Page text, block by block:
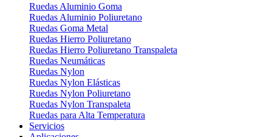
Ruedas Aluminio Goma
Ruedas Aluminio Poliuretano
Ruedas Goma Metal
Ruedas Hierro Poliuretano
Ruedas Hierro Poliuretano Transpaleta
Ruedas Neumáticas
Ruedas Nylon
Ruedas Nylon Elásticas
Ruedas Nylon Poliuretano
Ruedas Nylon Transpaleta
Ruedas para Alta Temperatura
Servicios